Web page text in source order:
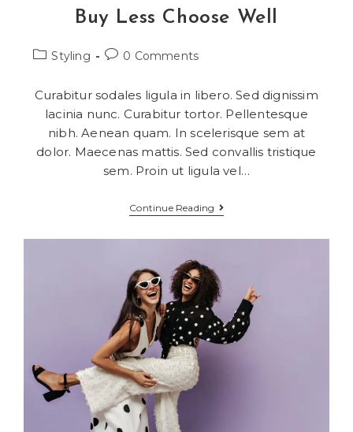
Buy Less Choose Well
Styling 0 Comments
Curabitur sodales ligula in libero. Sed dignissim
lacinia nunc. Curabitur tortor. Pellentesque
nibh. Aenean quam. In scelerisque sem at
dolor. Maecenas mattis. Sed convallis tristique
sem. Proin ut ligula vel…
Continue Reading